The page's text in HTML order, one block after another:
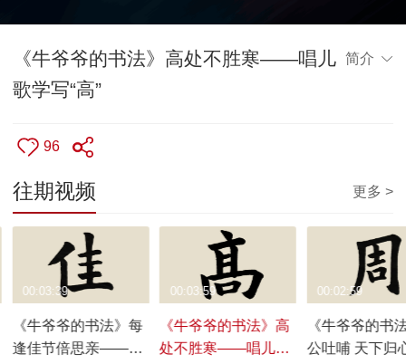
《牛爷爷的书法》高处不胜寒——唱儿
歌学写“高”
简介
96
往期视频 更多 >
《牛爷爷的书法》每
逢佳节倍思亲——唱
00:03:39
《牛爷爷的书法》高
处不胜寒——唱儿歌
00:03:59
《牛爷爷的书
公吐哺 天下
00:02:59